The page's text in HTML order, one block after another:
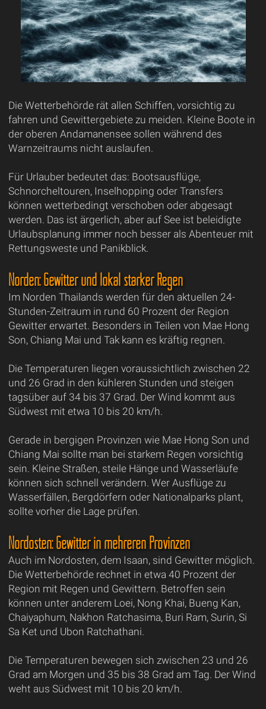
Die Wetterbehörde rät allen Schiffen, vorsichtig zu
fahren und Gewittergebiete zu meiden. Kleine Boote in
der oberen Andamanensee sollen während des
Warnzeitraums nicht auslaufen.
Für Urlauber bedeutet das: Bootsausflüge,
Schnorcheltouren, Inselhopping oder Transfers
können wetterbedingt verschoben oder abgesagt
werden. Das ist ärgerlich, aber auf See ist beleidigte
Urlaubsplanung immer noch besser als Abenteuer mit
Rettungsweste und Panikblick.
Norden: Gewitter und lokal starker Regen
Im Norden Thailands werden für den aktuellen 24-
Stunden-Zeitraum in rund 60 Prozent der Region
Gewitter erwartet. Besonders in Teilen von Mae Hong
Son, Chiang Mai und Tak kann es kräftig regnen.
Die Temperaturen liegen voraussichtlich zwischen 22
und 26 Grad in den kühleren Stunden und steigen
tagsüber auf 34 bis 37 Grad. Der Wind kommt aus
Südwest mit etwa 10 bis 20 km/h.
Gerade in bergigen Provinzen wie Mae Hong Son und
Chiang Mai sollte man bei starkem Regen vorsichtig
sein. Kleine Straßen, steile Hänge und Wasserläufe
können sich schnell verändern. Wer Ausflüge zu
Wasserfällen, Bergdörfern oder Nationalparks plant,
sollte vorher die Lage prüfen.
Nordosten: Gewitter in mehreren Provinzen
Auch im Nordosten, dem Isaan, sind Gewitter möglich.
Die Wetterbehörde rechnet in etwa 40 Prozent der
Region mit Regen und Gewittern. Betroffen sein
können unter anderem Loei, Nong Khai, Bueng Kan,
Chaiyaphum, Nakhon Ratchasima, Buri Ram, Surin, Si
Sa Ket und Ubon Ratchathani.
Die Temperaturen bewegen sich zwischen 23 und 26
Grad am Morgen und 35 bis 38 Grad am Tag. Der Wind
weht aus Südwest mit 10 bis 20 km/h.